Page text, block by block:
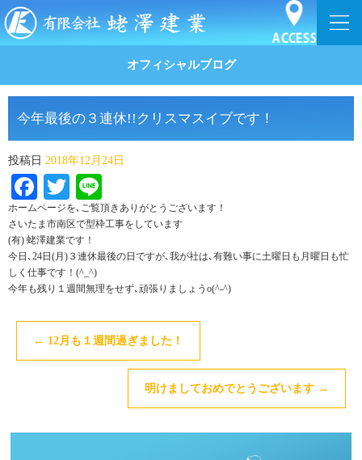
オフィシャルブログ
今年最後の３連休!!クリスマスイブです！
投稿日 2018年12月24日
Facebook
Twitter
ホームページを､ご覧頂きありがとうございます！
さいたま市南区で型枠工事をしています
(有) 蛯澤建業です！
今日､24日(月)３連休最後の日ですが､我が社は､有難い事に土曜日も月曜日も忙
しく仕事です！(^_^)ゞ
今年も残り１週間無理をせず､頑張りましょうo(^-^)
← 12月も１週間過ぎました！
明けましておめでとうございます →